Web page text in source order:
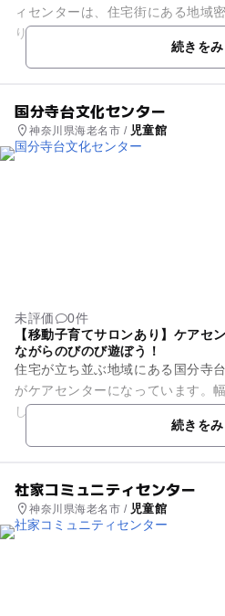
ィセンターは、住宅街にある地域密着型
りとした建物ですが、センターに
続きを
国分寺台文化センター
神奈川県海老名市 / 児童館
未評価
0件
【移動子育てサロンあり】ケアセ
ながらのびのび遊ぼう！
住宅が立ち並ぶ地域にある国分寺
がケアセンターになっています。
して市民が集う施設です。 建物の２階部分には集会室と保育
続きを
社家コミュニティセンター
神奈川県海老名市 / 児童館